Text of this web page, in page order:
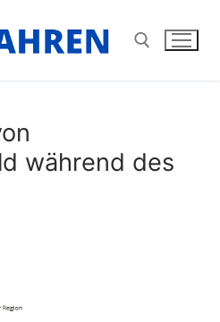
während des